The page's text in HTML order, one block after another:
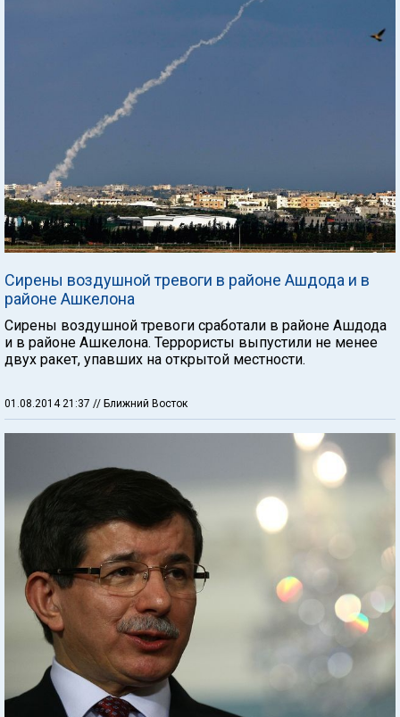
Сирены воздушной тревоги в районе Ашдода и в
районе Ашкелона
Сирены воздушной тревоги сработали в районе Ашдода
и в районе Ашкелона. Террористы выпустили не менее
двух ракет, упавших на открытой местности.
01.08.2014 21:37 // Ближний Восток